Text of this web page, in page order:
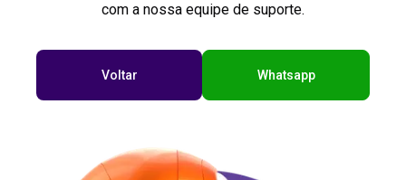
com a nossa equipe de suporte.
Voltar Whatsapp